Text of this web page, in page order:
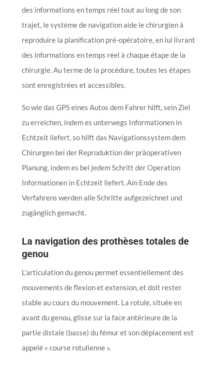
des informations en temps réel tout au long de son
trajet, le système de navigation aide le chirurgien à
reproduire la planification pré-opératoire, en lui livrant
des informations en temps réel à chaque étape de la
chirurgie. Au terme de la procédure, toutes les étapes
sont enregistrées et accessibles.
So wie das GPS eines Autos dem Fahrer hilft, sein Ziel
zu erreichen, indem es unterwegs Informationen in
Echtzeit liefert, so hilft das Navigationssystem dem
Chirurgen bei der Reproduktion der präoperativen
Planung, indem es bei jedem Schritt der Operation
Informationen in Echtzeit liefert. Am Ende des
Verfahrens werden alle Schritte aufgezeichnet und
zugänglich gemacht.
La navigation des prothèses totales de
genou
L’articulation du genou permet essentiellement des
mouvements de flexion et extension, et doit rester
stable au cours du mouvement. La rotule, située en
avant du genou, glisse sur la face antérieure de la
partie distale (basse) du fémur et son déplacement est
appelé « course rotulienne ».